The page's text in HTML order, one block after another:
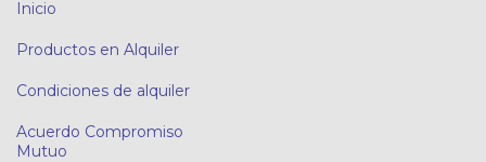
Inicio
Productos en Alquiler
Condiciones de alquiler
Acuerdo Compromiso
Mutuo